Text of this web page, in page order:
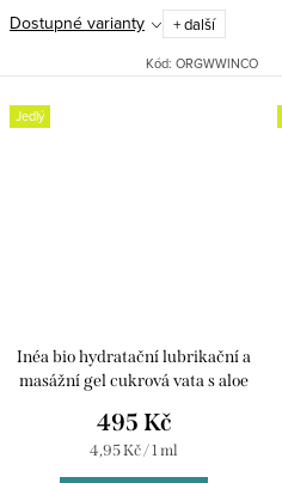
Dostupné varianty
+ další
Kód: ORGWWINCO
Jedlý
Inéa bio hydratační lubrikační a
masážní gel cukrová vata s aloe
495 Kč
Měrná
4,95 Kč / 1 ml